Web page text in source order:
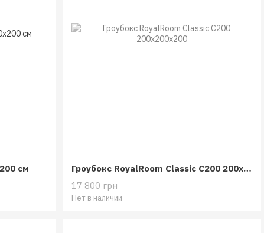
см
Гроубокс RoyalRoom Classic C200 200x200x200
17 800 грн
Нет в наличии